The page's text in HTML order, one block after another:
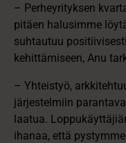
– Perheyrityksen
pitäen halusimme
suhtautuu
kehittämiseen, Anu
– Yhteistyö,
järjestelmiin
laatua.
ihanaa, että